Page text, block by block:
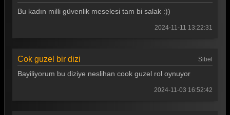
Teşkilat 2. Bölüm
Bu kadın milli güvenlik meselesi tam bi salak :))
2024-11-11 13:22:31
Cok guzel bir dizi Sibel
Bayiliyorum bu diziye neslihan cook guzel rol oynuyor
2024-11-03 16:52:42